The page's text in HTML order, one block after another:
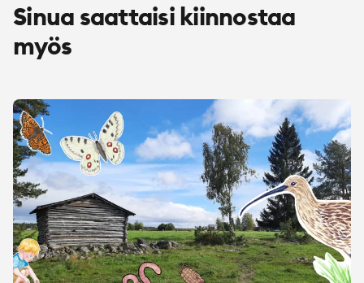
Sinua saattaisi kiinnostaa
myös